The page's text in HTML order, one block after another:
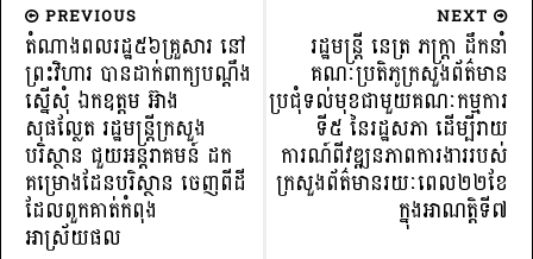
NEXT
រដ្ឋមន្ត្រី នេត្រ ភក្ត្រា ដឹកនាំ
គណៈប្រតិភូក្រសួងព័ត៌មាន
ប្រជុំទល់មុខជាមួយគណៈកម្មការ
ទី៥ នៃរដ្ឋសភា ដើម្បីរាយ
ការណ៍ពីវឌ្ឍនភាពការងាររបស់
ក្រសួងព័ត៌មានរយៈពេល២២ខែ
ក្នុងអាណត្តិទី៧
PREVIOUS
តំណាងពលរដ្ឋ៥៦គ្រួសារ នៅ
ព្រះវិហារ បានដាក់ពាក្យបណ្តឹង
ស្នើសុំ ឯកឧត្តម អ៊ាង
សុផល្លែត រដ្ឋមន្ត្រីក្រសួង
បរិស្ថាន ជួយអន្តរាគមន៍ ដក
គម្រោងដែនបរិស្ថាន ចេញពីដី
ដែលពួកគាត់កំពុង
អាស្រ័យផល